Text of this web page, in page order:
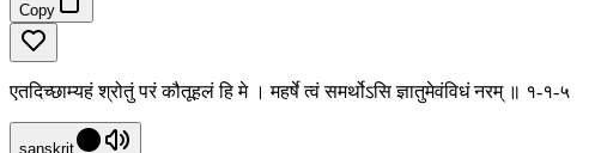
Copy
एतदिच्छाम्यहं श्रोतुं परं कौतूहलं हि मे । महर्षे त्वं समर्थोऽसि ज्ञातुमेवंविधं नरम् ॥ १-१-५
sanskrit